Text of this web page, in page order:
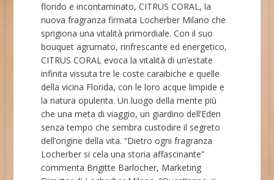
florido e incontaminato, CITRUS CORAL, la
nuova fragranza firmata Locherber Milano che
sprigiona una vitalità primordiale. Con il suo
bouquet agrumato, rinfrescante ed energetico,
CITRUS CORAL evoca la vitalità di un’estate
infinita vissuta tre le coste caraibiche e quelle
della vicina Florida, con le loro acque limpide e
la natura opulenta. Un luogo della mente più
che una meta di viaggio, un giardino dell’Eden
senza tempo che sembra custodire il segreto
dell’origine della vita. “Dietro ogni fragranza
Locherber si cela una storia affascinante”
commenta Brigitte Barlocher, Marketing